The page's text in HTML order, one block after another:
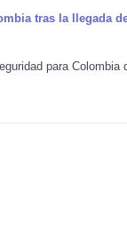
tras la llegada
para